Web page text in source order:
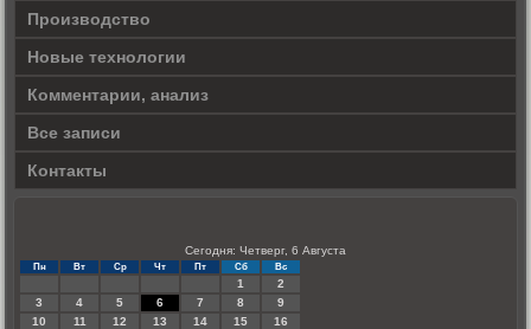
Производство
Новые технологии
Комментарии, анализ
Все записи
Контакты
Сегодня: Четверг, 6 Августа
Пн Вт Ср Чт Пт Сб Вс
1
2
3
4 5 6 7 8
9
10
11 12 13 14 15
16